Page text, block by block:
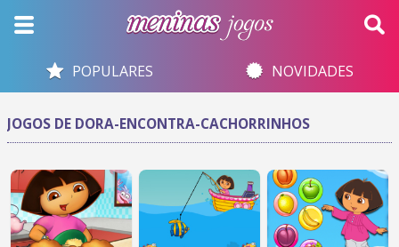
POPULARES NOVIDADES
JOGOS DE DORA-ENCONTRA-CACHORRINHOS